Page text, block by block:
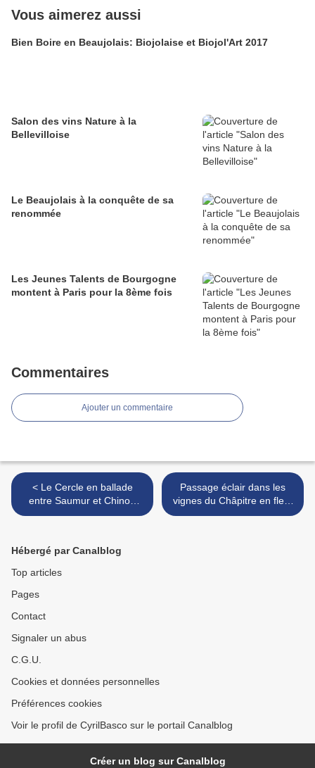
Vous aimerez aussi
Bien Boire en Beaujolais: Biojolaise et Biojol'Art 2017
Salon des vins Nature à la
Bellevilloise
Le Beaujolais à la conquête de sa
renommée
Les Jeunes Talents de Bourgogne
montent à Paris pour la 8ème fois
Commentaires
Ajouter un commentaire
< Le Cercle en ballade
entre Saumur et Chinon
avec Maigremont
Passage éclair dans les
vignes du Châpitre en fleur
avec Vincent Dureuil >
Hébergé par Canalblog
Top articles
Pages
Contact
Signaler un abus
C.G.U.
Cookies et données personnelles
Préférences cookies
Voir le profil de CyrilBasco sur le portail Canalblog
Créer un blog sur Canalblog